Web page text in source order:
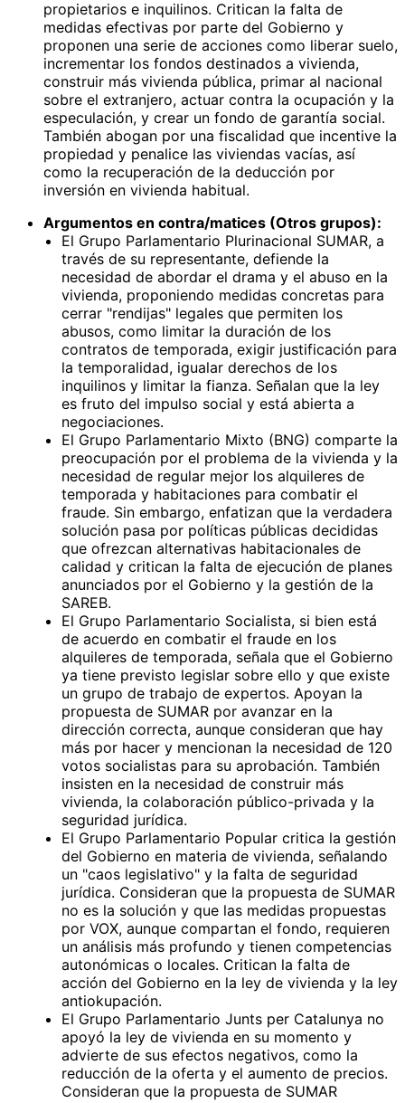
propietarios e inquilinos. Critican la falta de
medidas efectivas por parte del Gobierno y
proponen una serie de acciones como liberar suelo,
incrementar los fondos destinados a vivienda,
construir más vivienda pública, primar al nacional
sobre el extranjero, actuar contra la ocupación y la
especulación, y crear un fondo de garantía social.
También abogan por una fiscalidad que incentive la
propiedad y penalice las viviendas vacías, así
como la recuperación de la deducción por
inversión en vivienda habitual.
Argumentos en contra/matices (Otros grupos):
El Grupo Parlamentario Plurinacional SUMAR, a
través de su representante, defiende la
necesidad de abordar el drama y el abuso en la
vivienda, proponiendo medidas concretas para
cerrar "rendijas" legales que permiten los
abusos, como limitar la duración de los
contratos de temporada, exigir justificación para
la temporalidad, igualar derechos de los
inquilinos y limitar la fianza. Señalan que la ley
es fruto del impulso social y está abierta a
negociaciones.
El Grupo Parlamentario Mixto (BNG) comparte la
preocupación por el problema de la vivienda y la
necesidad de regular mejor los alquileres de
temporada y habitaciones para combatir el
fraude. Sin embargo, enfatizan que la verdadera
solución pasa por políticas públicas decididas
que ofrezcan alternativas habitacionales de
calidad y critican la falta de ejecución de planes
anunciados por el Gobierno y la gestión de la
SAREB.
El Grupo Parlamentario Socialista, si bien está
de acuerdo en combatir el fraude en los
alquileres de temporada, señala que el Gobierno
ya tiene previsto legislar sobre ello y que existe
un grupo de trabajo de expertos. Apoyan la
propuesta de SUMAR por avanzar en la
dirección correcta, aunque consideran que hay
más por hacer y mencionan la necesidad de 120
votos socialistas para su aprobación. También
insisten en la necesidad de construir más
vivienda, la colaboración público-privada y la
seguridad jurídica.
El Grupo Parlamentario Popular critica la gestión
del Gobierno en materia de vivienda, señalando
un "caos legislativo" y la falta de seguridad
jurídica. Consideran que la propuesta de SUMAR
no es la solución y que las medidas propuestas
por VOX, aunque compartan el fondo, requieren
un análisis más profundo y tienen competencias
autonómicas o locales. Critican la falta de
acción del Gobierno en la ley de vivienda y la ley
antiokupación.
El Grupo Parlamentario Junts per Catalunya no
apoyó la ley de vivienda en su momento y
advierte de sus efectos negativos, como la
reducción de la oferta y el aumento de precios.
Consideran que la propuesta de SUMAR